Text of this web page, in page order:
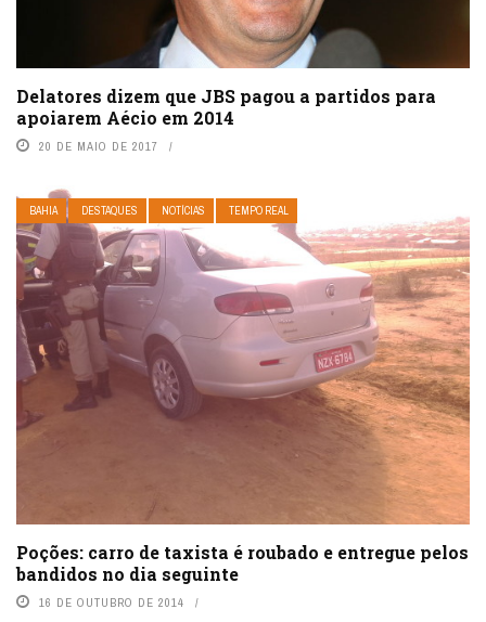
Delatores dizem que JBS pagou a partidos para
apoiarem Aécio em 2014
20 DE MAIO DE 2017
BAHIA DESTAQUES NOTÍCIAS TEMPO REAL
Poções: carro de taxista é roubado e entregue pelos
bandidos no dia seguinte
16 DE OUTUBRO DE 2014